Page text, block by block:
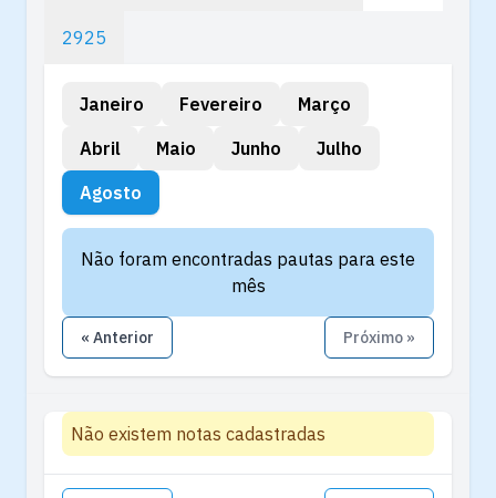
2925
Janeiro Fevereiro
Março
Abril
Maio Junho
Julho
Agosto
Não foram encontradas pautas para este
mês
« Anterior Próximo »
Não existem notas cadastradas